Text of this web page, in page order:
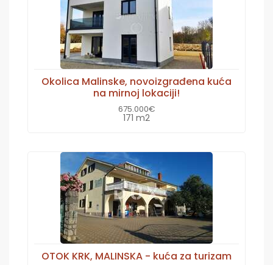
Okolica Malinske, novoizgrađena kuća
na mirnoj lokaciji!
675.000€
171 m2
OTOK KRK, MALINSKA - kuća za turizam